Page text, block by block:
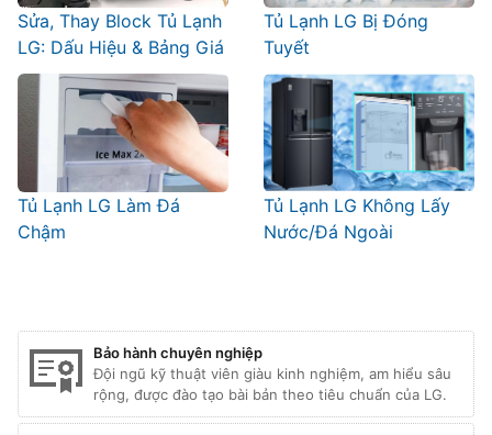
Sửa, Thay Block Tủ Lạnh
LG: Dấu Hiệu & Bảng Giá
Tủ Lạnh LG Bị Đóng
Tuyết
Tủ Lạnh LG Làm Đá
Chậm
Tủ Lạnh LG Không Lấy
Nước/Đá Ngoài
Bảo hành chuyên nghiệp
Đội ngũ kỹ thuật viên giàu kinh nghiệm, am hiểu sâu
rộng, được đào tạo bài bản theo tiêu chuẩn của LG.